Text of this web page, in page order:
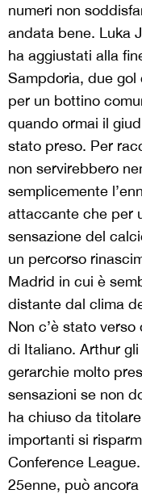
numeri non soddisfa
andata bene. Luka
ha aggiustati alla
Sampdoria, due gol
per un bottino
quando ormai il
stato preso. Per
non servirebbero
semplicemente
attaccante che per
sensazione del
un percorso
Madrid in cui è
distante dal clima
Non c’è stato
di Italiano. Arthur
gerarchie molto
sensazioni se non
ha chiuso da
importanti si
Conference League.
25enne, può